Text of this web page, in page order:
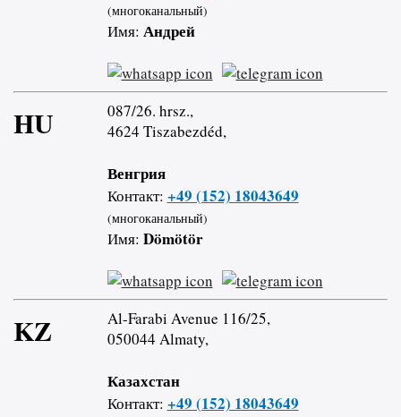
(многоканальный)
Имя: Андрей
HU
087/26. hrsz.,
4624 Tiszabezdéd,
Венгрия
Контакт: +49 (152) 18043649
(многоканальный)
Имя: Dömötör
KZ
Al-Farabi Avenue 116/25,
050044 Almaty,
Казахстан
Контакт: +49 (152) 18043649